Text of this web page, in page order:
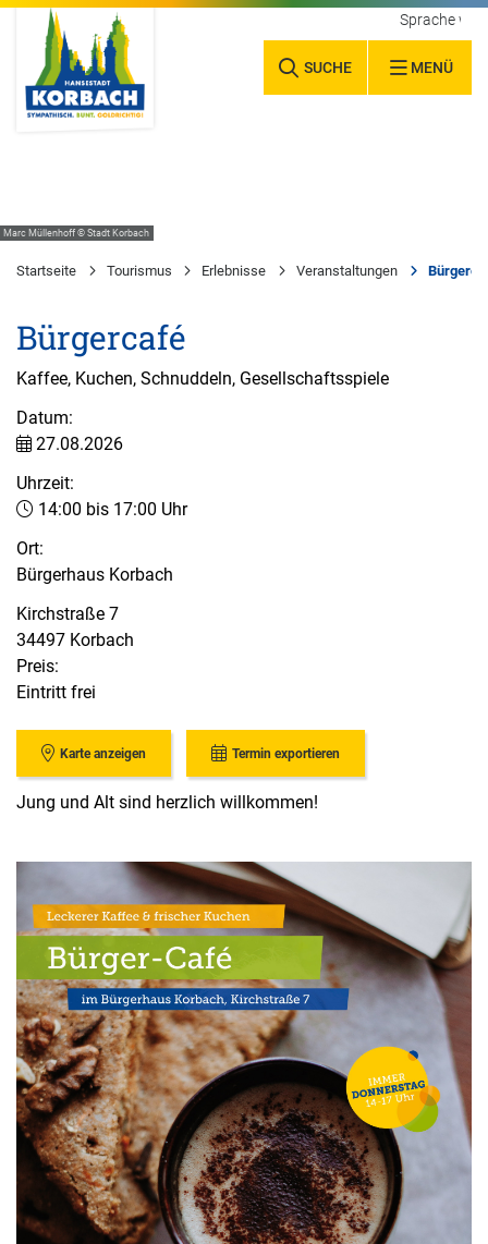
SUCHE MENÜ
Sprache
Marc Müllenhoff © Stadt Korbach
Startseite Tourismus Erlebnisse Veranstaltungen
Bürgercafé
Kaffee, Kuchen, Schnuddeln, Gesellschaftsspiele
Datum:
27.08.2026
Uhrzeit:
14:00 bis 17:00 Uhr
Ort:
Bürgerhaus Korbach
Kirchstraße 7
34497 Korbach
Preis:
Eintritt frei
Karte anzeigen Termin exportieren
Jung und Alt sind herzlich willkommen!